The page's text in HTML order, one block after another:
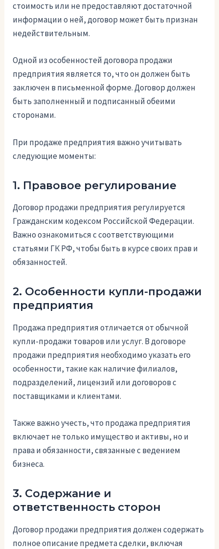
стоимость или не предоставляют достаточной
информации о ней, договор может быть признан
недействительным.
Одной из особенностей договора продажи
предприятия является то, что он должен быть
заключен в письменной форме. Договор должен
быть заполненный и подписанный обеими
сторонами.
При продаже предприятия важно учитывать
следующие моменты:
1. Правовое регулирование
Договор продажи предприятия регулируется
Гражданским кодексом Российской Федерации.
Важно ознакомиться с соответствующими
статьями ГК РФ, чтобы быть в курсе своих прав и
обязанностей.
2. Особенности купли-продажи
предприятия
Продажа предприятия отличается от обычной
купли-продажи товаров или услуг. В договоре
продажи предприятия необходимо указать его
особенности, такие как наличие филиалов,
подразделений, лицензий или договоров с
поставщиками и клиентами.
Также важно учесть, что продажа предприятия
включает не только имущество и активы, но и
права и обязанности, связанные с ведением
бизнеса.
3. Содержание и
ответственность сторон
Договор продажи предприятия должен содержать
полное описание предмета сделки, включая